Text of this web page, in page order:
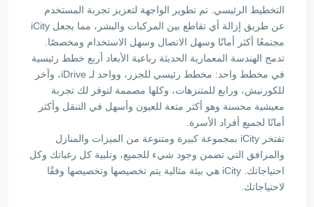
التخطيط الرئيسي. تم تطوير الواجهة لتعزيز تجربة المستخدم
عن طريق إزالة أي تقاطع بين المركبات والبشر، مما يجعل iCity
مجتمعًا أكثر أمانًا وسهل الاتصال وسهل الاستخدام ومخصصًا.
تدمج الهندسة المعمارية الحديثة رباعية الأبعاد أربع خطط رئيسية
في مخطط واحد: مخطط رئيسي للجزر، وواحد لـ iDrive، وآخر
للكورنيش، ورابع للمتنزهات، وكلها مصممة لتوفر لك تجربة
معيشية محسنة وهو أكثر متعة للعيون وأسهل في التنقل وأكثر
أمانًا لجميع أفراد الأسرة.
تفتخر iCity بمجموعة كبيرة ومتنوعة من الميزات والمنازل
والمرافق التي تضمن وجود شيء للجميع، وتلبية كل رغباتك وكل
احتياجاتك. iCity هي بيئة مثالية يتم تخصيصها وتخصيصها وفقًا
لاحتياجاتك.